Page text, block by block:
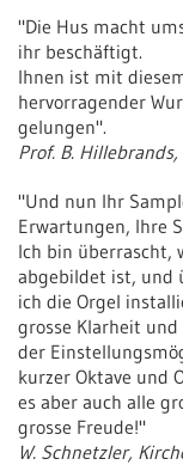
"Die Hus macht
ihr beschäftigt.
Ihnen ist mit
hervorragender
gelungen".
Prof. B.
"Und nun Ihr
Erwartungen, Ihre
Ich bin überrascht,
abgebildet ist, und
ich die Orgel
grosse Klarheit
der
kurzer Oktave und
es aber auch alle
grosse Freude!"
W. Schnetzler,